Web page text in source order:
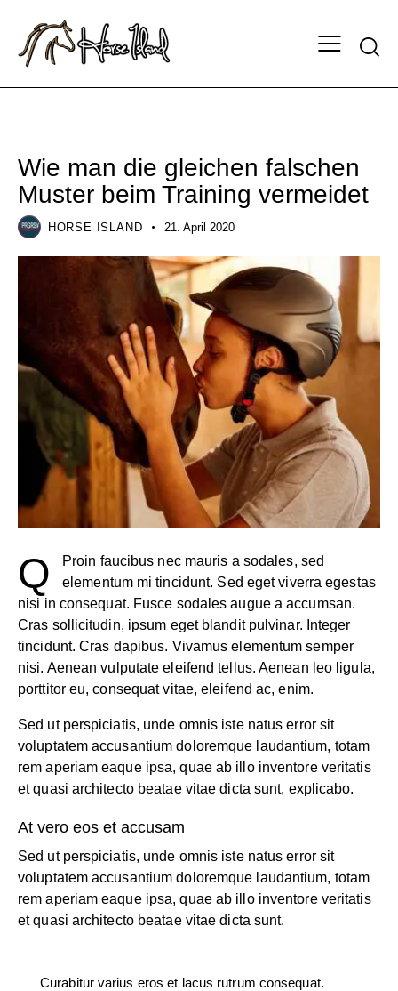
Wie man die gleichen falschen
Muster beim Training vermeidet
HORSE ISLAND 21. April 2020
Q
Proin faucibus nec mauris a sodales, sed
elementum mi tincidunt. Sed eget viverra egestas
nisi in consequat. Fusce sodales augue a accumsan.
Cras sollicitudin, ipsum eget blandit pulvinar. Integer
tincidunt. Cras dapibus. Vivamus elementum semper
nisi. Aenean vulputate eleifend tellus. Aenean leo ligula,
porttitor eu, consequat vitae, eleifend ac, enim.
Sed ut perspiciatis, unde omnis iste natus error sit
voluptatem accusantium doloremque laudantium, totam
rem aperiam eaque ipsa, quae ab illo inventore veritatis
et quasi architecto beatae vitae dicta sunt, explicabo.
At vero eos et accusam
Sed ut perspiciatis, unde omnis iste natus error sit
voluptatem accusantium doloremque laudantium, totam
rem aperiam eaque ipsa, quae ab illo inventore veritatis
et quasi architecto beatae vitae dicta sunt.
Curabitur varius eros et lacus rutrum consequat.